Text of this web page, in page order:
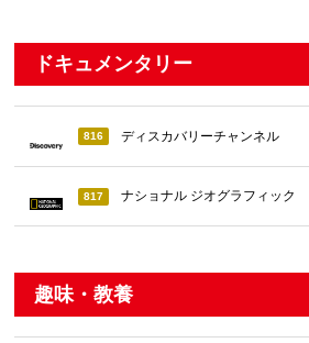
ドキュメンタリー
816 ディスカバリーチャンネル
817 ナショナル ジオグラフィック
趣味・教養